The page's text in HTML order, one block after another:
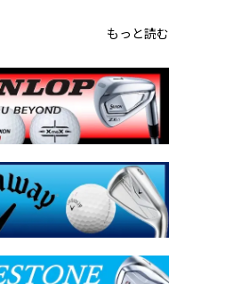
もっと読む